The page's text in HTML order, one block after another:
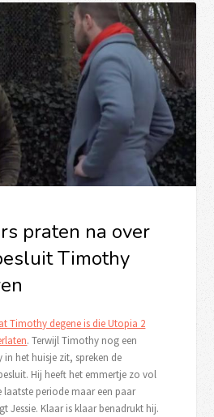
praten na over
Timothy
Timothy degene is die Utopia 2
. Terwijl Timothy nog een
in het huisje zit, spreken de
Hij heeft het emmertje zo vol
laatste periode maar een paar
Jessie. Klaar is klaar benadrukt hij.